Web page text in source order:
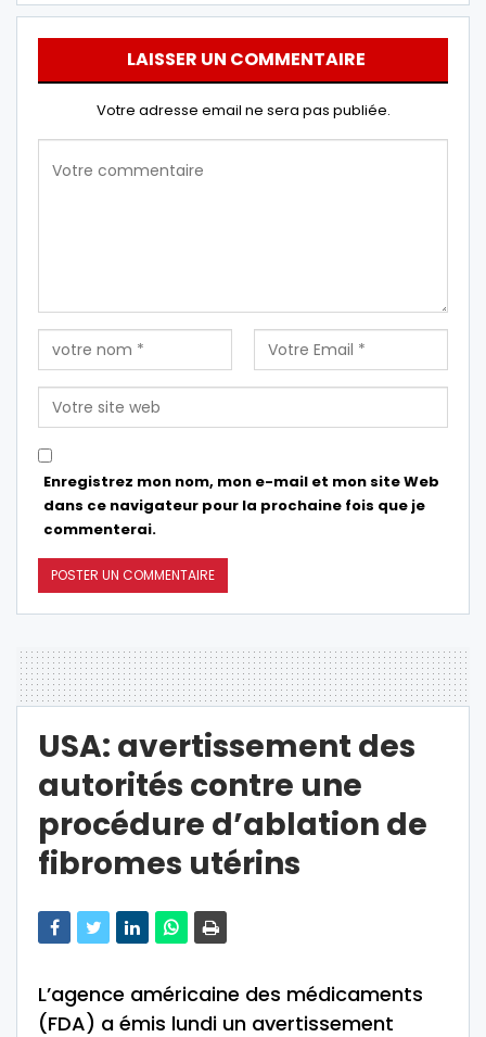
LAISSER UN COMMENTAIRE
Votre adresse email ne sera pas publiée.
Enregistrez mon nom, mon e-mail et mon site Web
dans ce navigateur pour la prochaine fois que je
commenterai.
USA: avertissement des
autorités contre une
procédure d’ablation de
fibromes utérins
L’agence américaine des médicaments
(FDA) a émis lundi un avertissement